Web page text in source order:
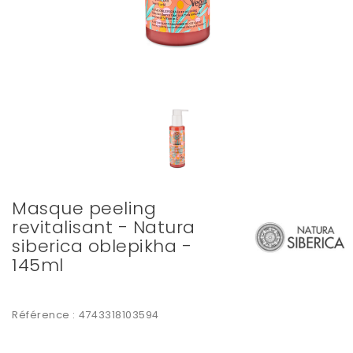
Masque peeling
revitalisant - Natura
siberica oblepikha -
145ml
Référence : 4743318103594